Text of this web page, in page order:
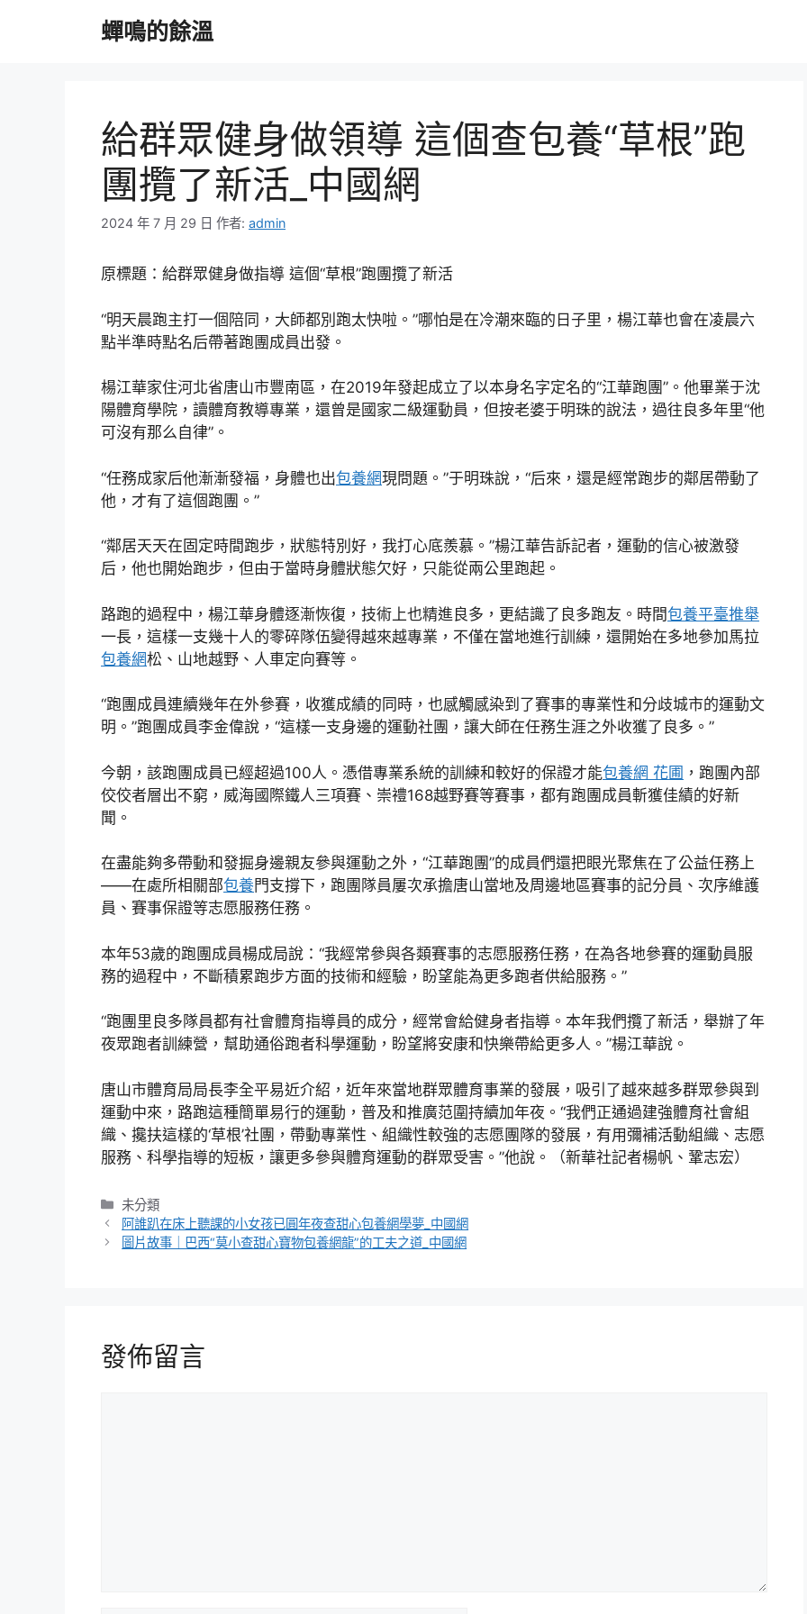
蟬鳴的餘溫
給群眾健身做領導 這個查包養“草根”跑
團攬了新活_中國網
2024 年 7 月 29 日 作者: admin
原標題：給群眾健身做指導 這個“草根”跑團攬了新活
“明天晨跑主打一個陪同，大師都別跑太快啦。”哪怕是在冷潮來臨的日子里，楊江華也會在凌晨六
點半準時點名后帶著跑團成員出發。
楊江華家住河北省唐山市豐南區，在2019年發起成立了以本身名字定名的“江華跑團”。他畢業于沈
陽體育學院，讀體育教導專業，還曾是國家二級運動員，但按老婆于明珠的說法，過往良多年里“他
可沒有那么自律”。
“任務成家后他漸漸發福，身體也出包養網現問題。”于明珠說，“后來，還是經常跑步的鄰居帶動了
他，才有了這個跑團。”
“鄰居天天在固定時間跑步，狀態特別好，我打心底羨慕。”楊江華告訴記者，運動的信心被激發
后，他也開始跑步，但由于當時身體狀態欠好，只能從兩公里跑起。
路跑的過程中，楊江華身體逐漸恢復，技術上也精進良多，更結識了良多跑友。時間包養平臺推舉
一長，這樣一支幾十人的零碎隊伍變得越來越專業，不僅在當地進行訓練，還開始在多地參加馬拉
包養網松、山地越野、人車定向賽等。
“跑團成員連續幾年在外參賽，收獲成績的同時，也感觸感染到了賽事的專業性和分歧城市的運動文
明。”跑團成員李金偉說，“這樣一支身邊的運動社團，讓大師在任務生涯之外收獲了良多。”
今朝，該跑團成員已經超過100人。憑借專業系統的訓練和較好的保證才能包養網 花圃 ，跑團內部
佼佼者層出不窮，威海國際鐵人三項賽、崇禮168越野賽等賽事，都有跑團成員斬獲佳績的好新
聞。
在盡能夠多帶動和發掘身邊親友參與運動之外，“江華跑團”的成員們還把眼光聚焦在了公益任務上
——在處所相關部包養門支撐下，跑團隊員屢次承擔唐山當地及周邊地區賽事的記分員、次序維護
員、賽事保證等志愿服務任務。
本年53歲的跑團成員楊成局說：“我經常參與各類賽事的志愿服務任務，在為各地參賽的運動員服
務的過程中，不斷積累跑步方面的技術和經驗，盼望能為更多跑者供給服務。”
“跑團里良多隊員都有社會體育指導員的成分，經常會給健身者指導。本年我們攬了新活，舉辦了年
夜眾跑者訓練營，幫助通俗跑者科學運動，盼望將安康和快樂帶給更多人。”楊江華說。
唐山市體育局局長李全平易近介紹，近年來當地群眾體育事業的發展，吸引了越來越多群眾參與到
運動中來，路跑這種簡單易行的運動，普及和推廣范圍持續加年夜。“我們正通過建強體育社會組
織、攙扶這樣的‘草根’社團，帶動專業性、組織性較強的志愿團隊的發展，有用彌補活動組織、志愿
服務、科學指導的短板，讓更多參與體育運動的群眾受害。”他說。（新華社記者楊帆、鞏志宏）
分
類
未分類
阿誰趴在床上聽課的小女孩已圓年夜查甜心包養網學夢_中國網
圖片故事｜巴西“莫小查甜心寶物包養網龍”的工夫之道_中國網
發佈留言